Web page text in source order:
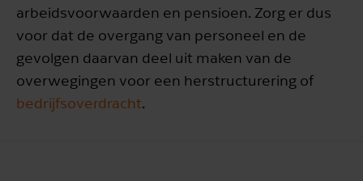
arbeidsvoorwaarden en pensioen. Zorg er dus
voor dat de overgang van personeel en de
gevolgen daarvan deel uit maken van de
overwegingen voor een herstructurering of
bedrijfsoverdracht.